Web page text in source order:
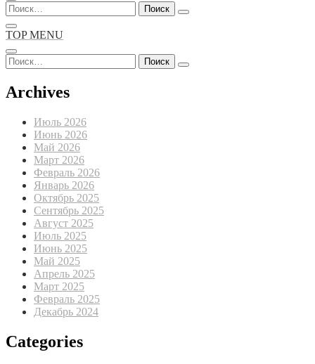
Найти:
TOP MENU
Найти:
Archives
Июль 2026
Июнь 2026
Май 2026
Март 2026
Февраль 2026
Январь 2026
Октябрь 2025
Сентябрь 2025
Август 2025
Июль 2025
Июнь 2025
Май 2025
Апрель 2025
Март 2025
Февраль 2025
Декабрь 2024
Categories